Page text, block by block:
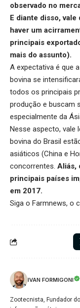
observado no
E diante disso,
haver um
principais
mais do assunto).
A expectativa é que
bovina se
todos os principais
produção e buscam
especialmente da
Nesse aspecto, vale
bovina do Brasil
asiáticos (China e
concorrentes. Aliás,
principais países
em 2017.
Siga o Farmnews, o
IVAN FORMIGONI
Zootecnista, Fundador